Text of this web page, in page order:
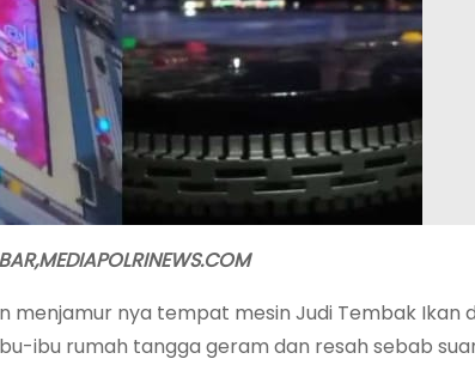
menjamur nya tempat mesin Judi Tembak Ikan
ibu rumah tangga geram dan resah sebab